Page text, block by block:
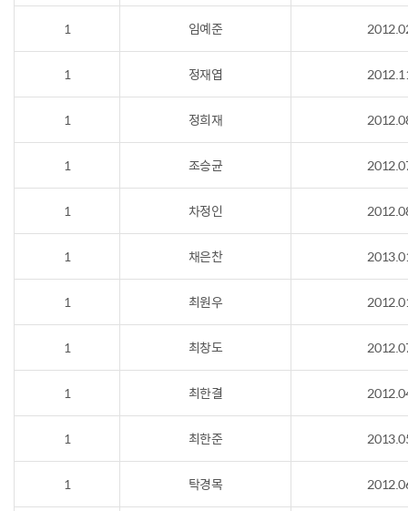
1 임예준
1 정재엽
1 정희재
1 조승균
1 차정인
1 채은찬
1 최원우
1 최창도
1 최한결
1 최한준
1 탁경목